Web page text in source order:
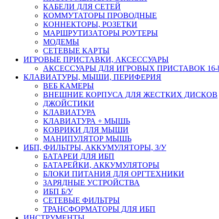
КАБЕЛИ ДЛЯ СЕТЕЙ
КОММУТАТОРЫ ПРОВОДНЫЕ
КОННЕКТОРЫ, РОЗЕТКИ
МАРШРУТИЗАТОРЫ РОУТЕРЫ
МОДЕМЫ
СЕТЕВЫЕ КАРТЫ
ИГРОВЫЕ ПРИСТАВКИ, АКСЕССУАРЫ
АКСЕССУАРЫ ДЛЯ ИГРОВЫХ ПРИСТАВОК 16-
КЛАВИАТУРЫ, МЫШИ, ПЕРИФЕРИЯ
ВЕБ КАМЕРЫ
ВНЕШНИЕ КОРПУСА ДЛЯ ЖЕСТКИХ ДИСКОВ
ДЖОЙСТИКИ
КЛАВИАТУРА
КЛАВИАТУРА + МЫШЬ
КОВРИКИ ДЛЯ МЫШИ
МАНИПУЛЯТОР МЫШЬ
ИБП, ФИЛЬТРЫ, АККУМУЛЯТОРЫ, З/У
БАТАРЕИ ДЛЯ ИБП
БАТАРЕЙКИ, АККУМУЛЯТОРЫ
БЛОКИ ПИТАНИЯ ДЛЯ ОРГТЕХНИКИ
ЗАРЯДНЫЕ УСТРОЙСТВА
ИБП Б/У
СЕТЕВЫЕ ФИЛЬТРЫ
ТРАНСФОРМАТОРЫ ДЛЯ ИБП